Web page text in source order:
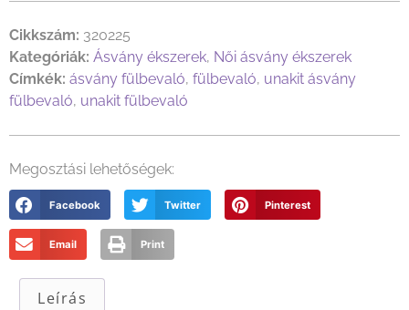
Cikkszám: 320225
Kategóriák: Ásvány ékszerek, Női ásvány ékszerek
Címkék: ásvány fülbevaló, fülbevaló, unakit ásvány
fülbevaló, unakit fülbevaló
Megosztási lehetőségek:
Facebook Twitter Pinterest
Email Print
Leírás